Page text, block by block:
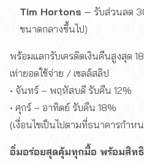
Tim Hortons — รับส่วนลด
ขนาดกลางขึ้นไป)
พร้อมแลกรับเครดิตเงินคืนสูงสุด
เท่ายอดใช้จ่าย / เซลล์สลิป
• จันทร์ – พฤหัสบดี รับคืน 12%
• ศุกร์ – อาทิตย์ รับคืน 18%
(เงื่อนไขเป็นไปตามที่ธนาคารกำห
อิ่มอร่อยสุดคุ้มทุกมื้อ พร้อมสิท